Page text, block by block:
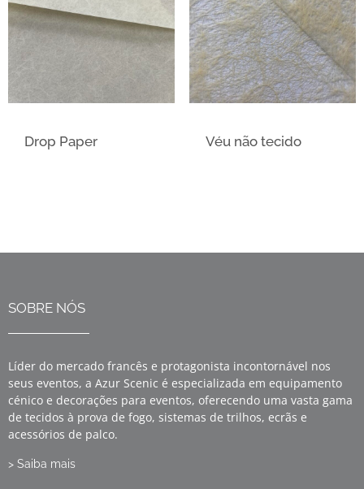
Drop Paper Véu não tecido
SOBRE NÓS
Líder do mercado francês e protagonista incontornável nos
seus eventos, a Azur Scenic é especializada em equipamento
cénico e decorações para eventos, oferecendo uma vasta gama
de tecidos à prova de fogo, sistemas de trilhos, ecrãs e
acessórios de palco.
> Saiba mais